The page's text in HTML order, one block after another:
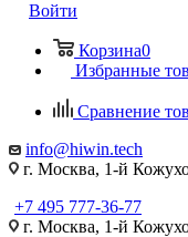
Войти
Корзина0
Избранные
Сравнение
info@hiwin.tech
г. Москва, 1-й
+7 495 777-36-77
г. Москва, 1-й